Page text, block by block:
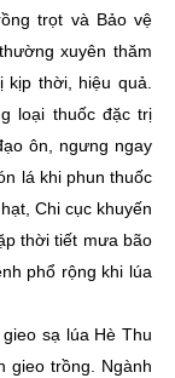
trọt và Bảo vệ
xuyên thăm
kịp thời, hiệu quả.
loại thuốc đặc trị
ôn, ngưng ngay
lá khi phun thuốc
Chi cục khuyến
thời tiết mưa bão
phổ rộng khi lúa
sạ lúa Hè Thu
gieo trồng. Ngành